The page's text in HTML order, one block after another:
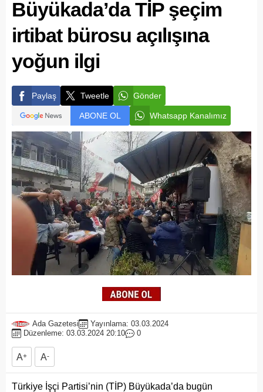
Büyükada’da TİP şeçim
irtibat bürosu açılışına
yoğun ilgi
Paylaş Tweetle Gönder
ABONE OL Whatsapp Kanalımız
Ada Gazetesi
Yayınlama: 03.03.2024
Düzenleme: 03.03.2024 20:10
0
A+ A-
Türkiye İşçi Partisi’nin (TİP) Büyükada’da bugün